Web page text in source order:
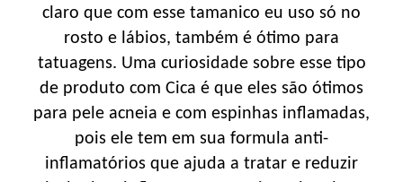
claro que com esse tamanico eu uso só no
rosto e lábios, também é ótimo para
tatuagens. Uma curiosidade sobre esse tipo
de produto com Cica é que eles são ótimos
para pele acneia e com espinhas inflamadas,
pois ele tem em sua formula anti-
inflamatórios que ajuda a tratar e reduzir